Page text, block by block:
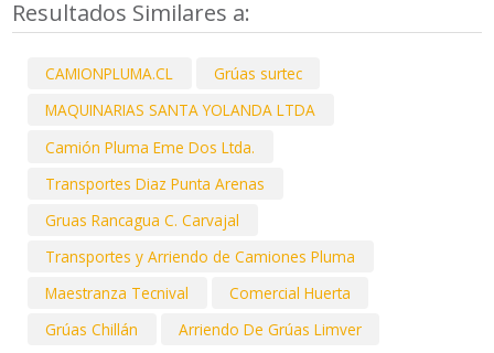
Resultados Similares a:
CAMIONPLUMA.CL
Grúas surtec
MAQUINARIAS SANTA YOLANDA LTDA
Camión Pluma Eme Dos Ltda.
Transportes Diaz Punta Arenas
Gruas Rancagua C. Carvajal
Transportes y Arriendo de Camiones Pluma
Maestranza Tecnival
Comercial Huerta
Grúas Chillán
Arriendo De Grúas Limver